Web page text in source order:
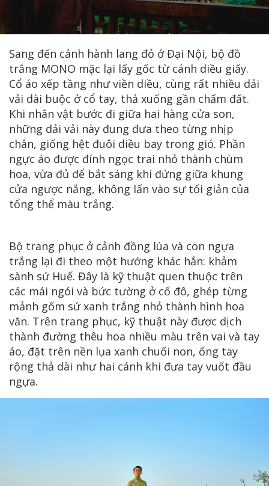
Sang đến cảnh hành lang đỏ ở Đại Nội, bộ đồ
trắng MONO mặc lại lấy gốc từ cánh diều giấy.
Cổ áo xếp tầng như viền diều, cùng rất nhiều dải
vải dài buộc ở cổ tay, thả xuống gần chấm đất.
Khi nhân vật bước đi giữa hai hàng cửa son,
những dải vải này đung đưa theo từng nhịp
chân, giống hệt đuôi diều bay trong gió. Phần
ngực áo được đính ngọc trai nhỏ thành chùm
hoa, vừa đủ để bắt sáng khi đứng giữa khung
cửa ngược nắng, không lấn vào sự tối giản của
tổng thể màu trắng.
Bộ trang phục ở cảnh đồng lúa và con ngựa
trắng lại đi theo một hướng khác hẳn: khảm
sành sứ Huế. Đây là kỹ thuật quen thuộc trên
các mái ngói và bức tường ở cố đô, ghép từng
mảnh gốm sứ xanh trắng nhỏ thành hình hoa
văn. Trên trang phục, kỹ thuật này được dịch
thành đường thêu hoa nhiều màu trên vai và tay
áo, đặt trên nền lụa xanh chuối non, ống tay
rộng thả dài như hai cánh khi đưa tay vuốt đầu
ngựa.